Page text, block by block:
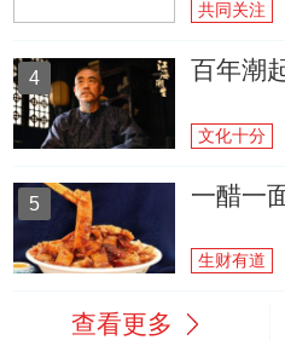
共同关注
4 百年潮
文化十分
5 一醋一
生财有道
查看更多